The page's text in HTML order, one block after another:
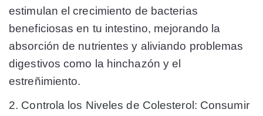
estimulan el crecimiento de bacterias
beneficiosas en tu intestino, mejorando la
absorción de nutrientes y aliviando problemas
digestivos como la hinchazón y el
estreñimiento.
2. Controla los Niveles de Colesterol: Consumir